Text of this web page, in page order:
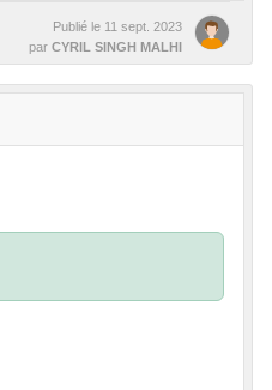
Publié le 11 sept. 2023
par CYRIL SINGH MALHI